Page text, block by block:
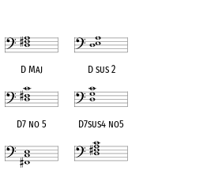
D Maj D sus 2
D7 no 5 D7sus4 no5